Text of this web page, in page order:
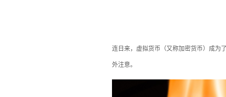
连日来，虚拟货币 （又称加密货币）成为
外注意。